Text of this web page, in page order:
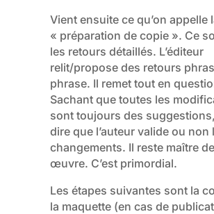
Vient ensuitece qu’on appelle
« préparation de copie ». Ce
les retours détaillés. L’éditeur
relit/propose des retours
phrase. Il remet tout en
Sachant que toutes les
sont toujours des
dire que l’auteur valide ou non
changements. Il reste maître
œuvre. C’est primordial.
Les étapes suivantes sont la
la maquette (en cas de